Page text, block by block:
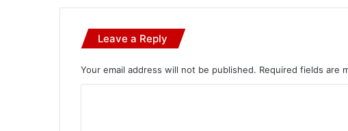
Leave a Reply
Your email address will not be published. Required fields are